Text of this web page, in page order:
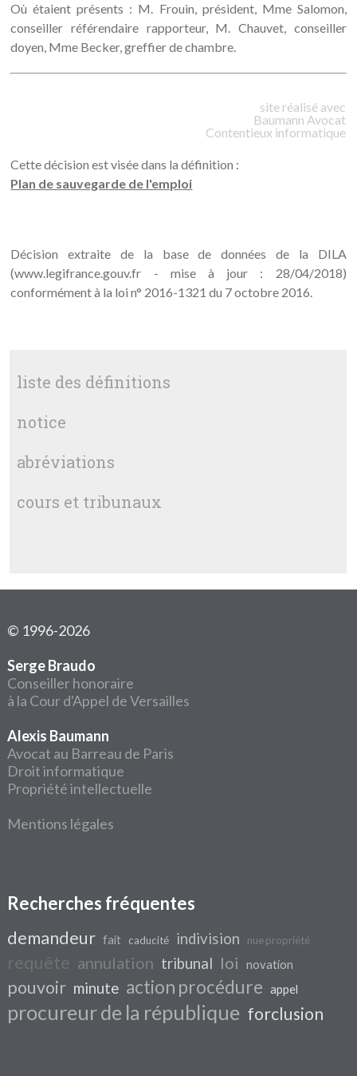
Où étaient présents : M. Frouin, président, Mme Salomon,
conseiller référendaire rapporteur, M. Chauvet, conseiller
doyen, Mme Becker, greffier de chambre.
site réalisé avec
Baumann Avocat
Contentieux informatique
Cette décision est visée dans la définition :
Plan de sauvegarde de l'emploi
Décision extraite de la base de données de la DILA
(www.legifrance.gouv.fr - mise à jour : 28/04/2018)
conformément à la loi n° 2016-1321 du 7 octobre 2016.
liste des définitions
notice
abréviations
cours et tribunaux
© 1996-2026
Serge Braudo
Conseiller honoraire
à la Cour d'Appel de Versailles
Alexis Baumann
Avocat au Barreau de Paris
Droit informatique
Propriété intellectuelle
Mentions légales
Recherches fréquentes
demandeur fait caducité indivision nue propriété
requête annulation tribunal loi novation
pouvoir minute action procédure appel
procureur de la république forclusion